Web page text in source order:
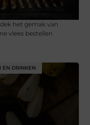
het gemak van
vlees bestellen
EN DRINKEN